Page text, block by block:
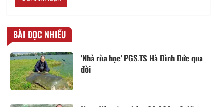
BÀI ĐỌC NHIỀU
'Nhà rùa học' PGS.TS Hà Đình Đức qua
đời